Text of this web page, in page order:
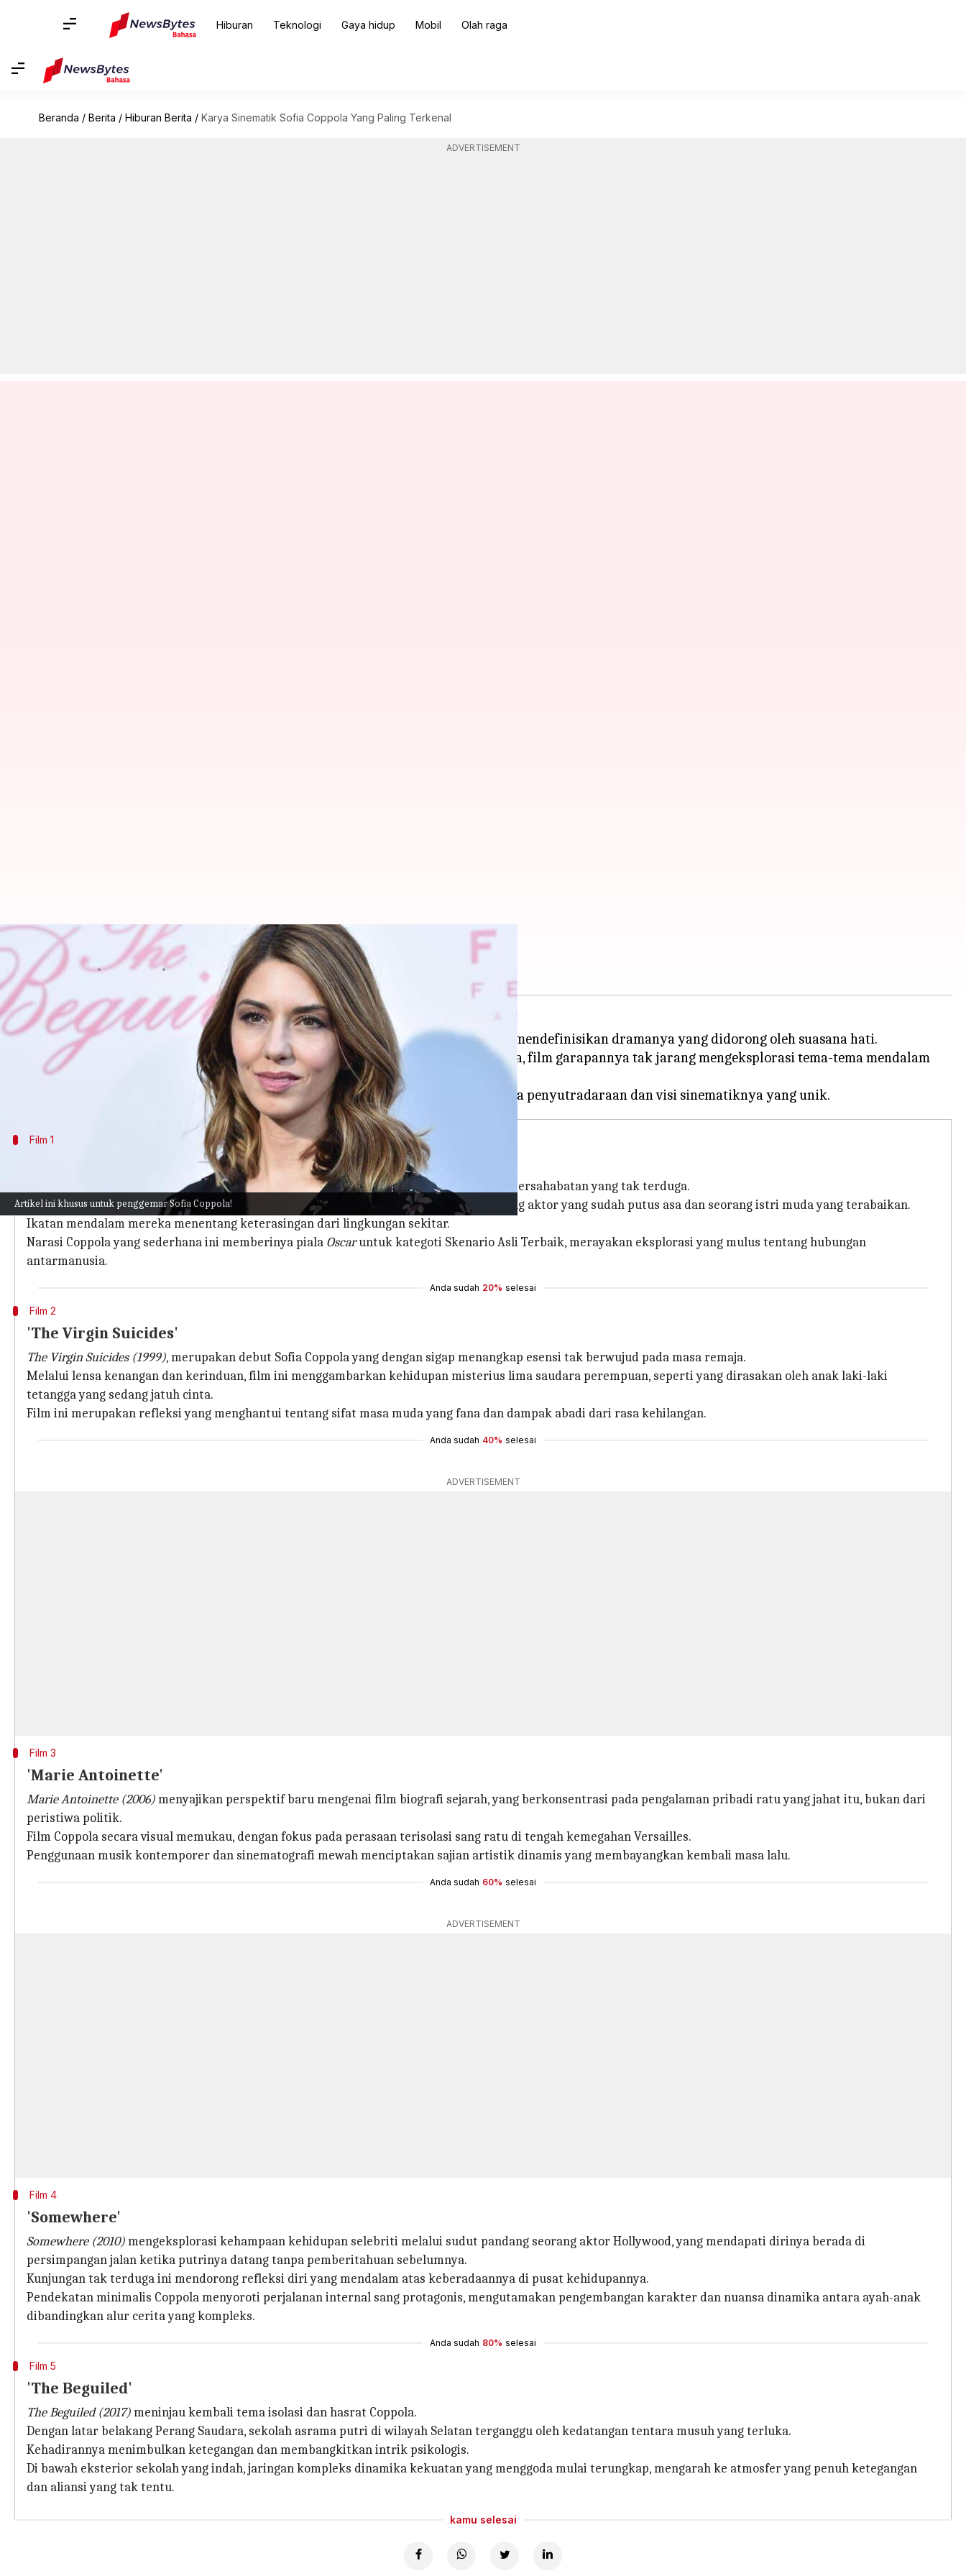
Hiburan Teknologi Gaya hidup Mobil Olah raga
Beranda / Berita / Hiburan Berita / Karya Sinematik Sofia Coppola Yang Paling Terkenal
ADVERTISEMENT
Artikel ini khusus untuk penggemar Sofia Coppola!
Karya Sinematik Sofia Coppola Yang Paling Terkenal
menulis Handoko Apr 05, 2024 11:56 am
Apa ceritanya
Sofia Coppola telah memantapkan dirinya di industri film dengan gaya khas yang mendefinisikan dramanya yang didorong oleh suasana hati.
Film-film ini, sering kali melekat di benak para penonton setelah mennyaksikannya, film garapannya tak jarang mengeksplorasi tema-tema mendalam
tentang isolasi, identitas, dan sifat rumit hubungan antarmanusia.
Film 1
Lost in Translation (2003) menyelidiki tema-tema menyedihkan tentang kesepian dan persahabatan yang tak terduga.
Di tengah kemegahan tampilan neon Tokyo, film ini menelusuri hubungan antara seorang aktor yang sudah putus asa dan seorang istri muda yang terabaikan.
Ikatan mendalam mereka menentang keterasingan dari lingkungan sekitar.
Narasi Coppola yang sederhana ini memberinya piala Oscaruntuk kategoti Skenario Asli Terbaik, merayakan eksplorasi yang mulus tentang hubungan
antarmanusia.
Anda sudah 20% selesai
Film 2
'The Virgin Suicides'
The Virgin Suicides (1999), merupakan debut Sofia Coppola yang dengan sigap menangkap esensi tak berwujud pada masa remaja.
Melalui lensa kenangan dan kerinduan, film ini menggambarkan kehidupan misterius lima saudara perempuan, seperti yang dirasakan oleh anak laki-laki
tetangga yang sedang jatuh cinta.
Film ini merupakan refleksi yang menghantui tentang sifat masa muda yang fana dan dampak abadi dari rasa kehilangan.
Anda sudah 40% selesai
ADVERTISEMENT
Film 3
'Marie Antoinette'
Marie Antoinette (2006)menyajikan perspektif baru mengenai film biografi sejarah, yang berkonsentrasi pada pengalaman pribadi ratu yang jahat itu, bukan dari
peristiwa politik.
Film Coppola secara visual memukau, dengan fokus pada perasaan terisolasi sang ratu di tengah kemegahan Versailles.
Penggunaan musik kontemporer dan sinematografi mewah menciptakan sajian artistik dinamis yang membayangkan kembali masa lalu.
Anda sudah 60% selesai
ADVERTISEMENT
Film 4
'Somewhere'
Somewhere (2010)mengeksplorasi kehampaan kehidupan selebriti melalui sudut pandang seorang aktor Hollywood, yang mendapati dirinya berada di
persimpangan jalan ketika putrinya datang tanpa pemberitahuan sebelumnya.
Kunjungan tak terduga ini mendorong refleksi diri yang mendalam atas keberadaannya di pusat kehidupannya.
Pendekatan minimalis Coppola menyoroti perjalanan internal sang protagonis, mengutamakan pengembangan karakter dan nuansa dinamika antara ayah-anak
dibandingkan alur cerita yang kompleks.
Anda sudah 80% selesai
Film 5
'The Beguiled'
The Beguiled (2017)meninjau kembali tema isolasi dan hasrat Coppola.
Dengan latar belakang Perang Saudara, sekolah asrama putri di wilayah Selatan terganggu oleh kedatangan tentara musuh yang terluka.
Kehadirannya menimbulkan ketegangan dan membangkitkan intrik psikologis.
Di bawah eksterior sekolah yang indah, jaringan kompleks dinamika kekuatan yang menggoda mulai terungkap, mengarah ke atmosfer yang penuh ketegangan
dan aliansi yang tak tentu.
kamu selesai